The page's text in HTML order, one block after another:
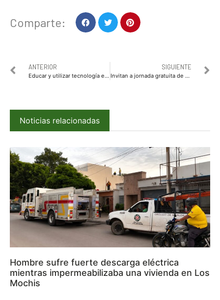
Comparte:
ANTERIOR
Educar y utilizar tecnología e innovación significa transformar las aulas y la forma de aprender: Theira Martha Dir. de Educación
SIGUIENTE
Invitan a jornada gratuita de prevención de Obesidad y Diabetes el 13 de noviembre en Zona 30 y Plaza Sendero
Noticias relacionadas
Hombre sufre fuerte descarga eléctrica
mientras impermeabilizaba una vivienda en Los
Mochis